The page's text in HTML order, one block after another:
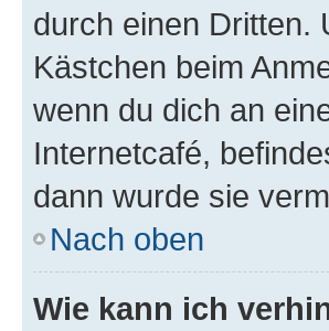
durch einen Dritten.
Kästchen beim
wenn du dich an
Internetcafé,
dann wurde sie
Nach oben
Wie kann ich